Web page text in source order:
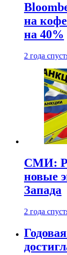
на кофе
на 40%
2 года
СМИ:
новые
Запада
2 года